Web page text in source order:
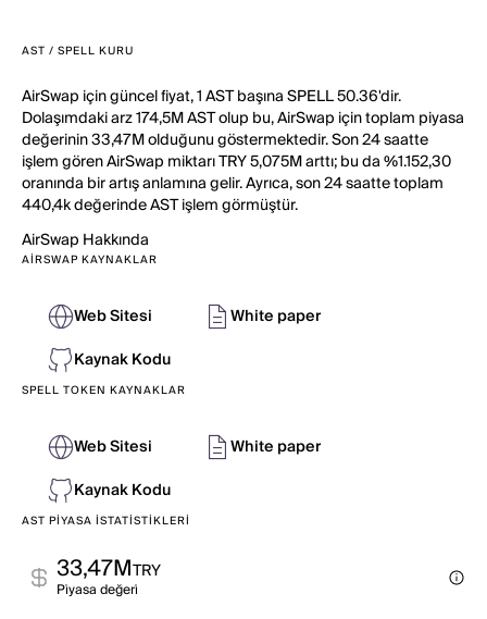
AST / SPELL KURU
AirSwap için güncel fiyat, 1 AST başına SPELL 50.36'dir.
Dolaşımdaki arz 174,5M AST olup bu, AirSwap için toplam piyasa
değerinin 33,47M olduğunu göstermektedir. Son 24 saatte
işlem gören AirSwap miktarı TRY 5,075M arttı; bu da %1.152,30
oranında bir artış anlamına gelir. Ayrıca, son 24 saatte toplam
440,4k değerinde AST işlem görmüştür.
AirSwap Hakkında
AIRSWAP KAYNAKLAR
Web Sitesi
White paper
Kaynak Kodu
SPELL TOKEN KAYNAKLAR
Web Sitesi
White paper
Kaynak Kodu
AST PIYASA İSTATISTIKLERI
33,47MTRY
Pi̇yasa değeri̇